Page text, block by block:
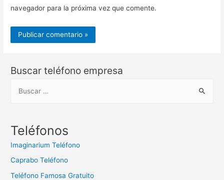
navegador para la próxima vez que comente.
Buscar teléfono empresa
c
Teléfonos
Imaginarium Teléfono
Caprabo Teléfono
Teléfono Famosa Gratuito